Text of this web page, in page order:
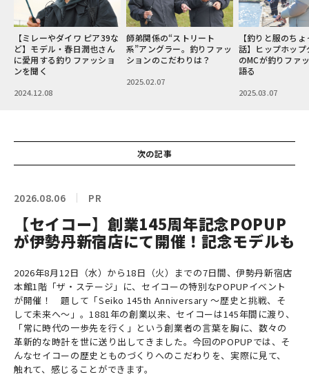
師弟関係の“ストリート
系”アングラー。釣りファッ
ションのこだわりは？
【釣りと服のちょっとイイ
話】ヒップホップグループ
のMCが釣りファッションを
釣りなのにオー
ト!? 服の汚れすら
る達人のスタイル
次の記事
2026.08.06 PR
【セイコー】創業145周年記念POPUP
が伊勢丹新宿店にて開催！記念モデルも
2026年8月12日（水）から18日（火）までの7日間、伊勢丹新宿店
本館1階「ザ・ステージ」に、セイコーの特別なPOPUPイベント
が開催！ 題して「Seiko 145th Anniversary ～歴史と挑戦、そ
して未来へ～」。1881年の創業以来、セイコーは145年間に渡り、
「常に時代の一歩先を行く」という創業者の言葉を胸に、数々の
革新的な時計を世に送り出してきました。今回のPOPUPでは、そ
んなセイコーの歴史とものづくりへのこだわりを、実際に見て、
触れて、感じることができます。